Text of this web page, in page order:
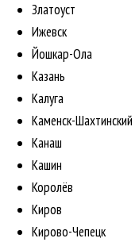
Златоуст
Ижевск
Йошкар-Ола
Казань
Калуга
Каменск-Шахтинский
Канаш
Кашин
Королёв
Киров
Кирово-Чепецк